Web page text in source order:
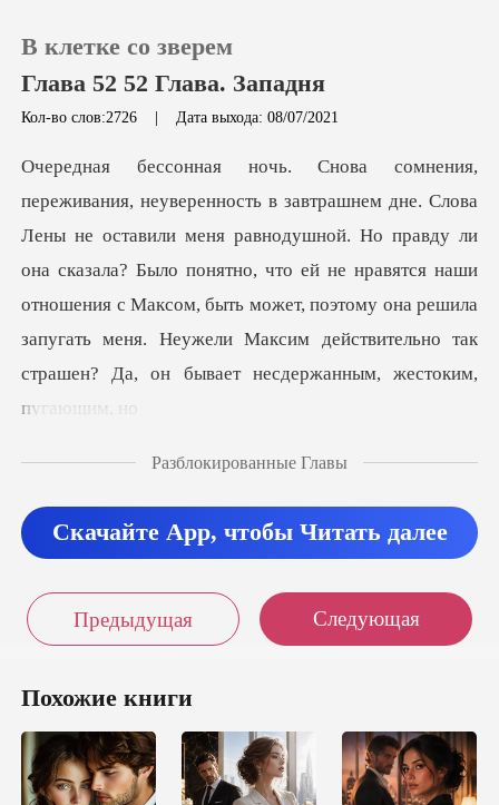
0
В клетке со зверем
Глава 52 52 Глава. Западня
Кол-во слов:2726 | Дата выхода: 08/07/2021
авнодушной. Но правду ли
она сказала? Было понятно, что ей не нравятся наши
отношения с Максом, быть может, поэтому
Разблокированные Главы
Скачайте App, чтобы Читать далее
Предыдущая Следующая
Похожие книги